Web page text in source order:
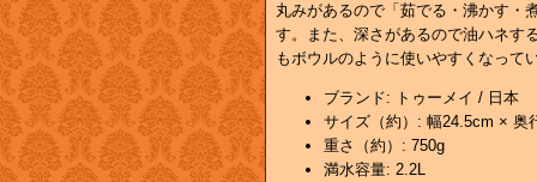
丸みがあるので「茹でる・沸かす・
す。また、深さがあるので油ハネす
もボウルのように使いやすくなって
ブランド: トゥーメイ / 日本
サイズ（約）: 幅24.5cm × 奥
重さ（約）: 750g
満水容量: 2.2L